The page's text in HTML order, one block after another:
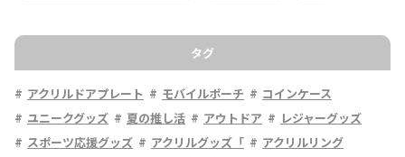
タグ
アクリルドアプレート モバイルポーチ
コインケース
ユニークグッズ
夏の推し活 アウトドア
レジャーグッズ
スポーツ応援グッズ
アクリルグッズ「
アクリルリング